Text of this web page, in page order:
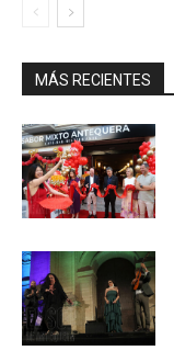
MÁS RECIENTES